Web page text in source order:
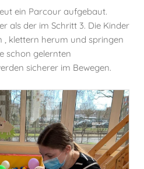
ein Parcour aufgebaut.
als der im Schritt 3. Die Kinder
, klettern herum und springen
schon gelernten
sicherer im Bewegen.